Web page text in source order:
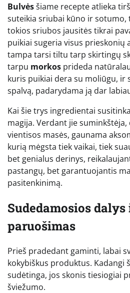
Bulvėsšiame recepte atlieka
suteikia sriubai kūno ir sotumo,
tokios sriubos jausitės tikrai
puikiai sugeria visus prieskonių
tampa tarsi tiltu tarp skirtingų
tarpu morkos prideda
kuris puikiai dera su moliūgu, ir
spalvą, padarydama ją dar
Kai šie trys ingredientai
magija. Verdant jie
vientisos masės, gaunama
kurią mėgsta tiek vaikai, tiek
bet genialus derinys,
pastangų, bet garantuojantis
pasitenkinimą.
Sudedamosios
paruošimas
Prieš pradedant gaminti, labai
kokybiškus produktus. Kadangi
sudėtinga, jos skonis tiesiogiai
šviežumo.